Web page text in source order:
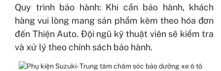
Quy trình bảo hành: Khi cần bảo hành, khách
hàng vui lòng mang sản phẩm kèm theo hóa đơn
đến Thiện Auto. Đội ngũ kỹ thuật viên sẽ kiểm tra
và xử lý theo chính sách bảo hành.